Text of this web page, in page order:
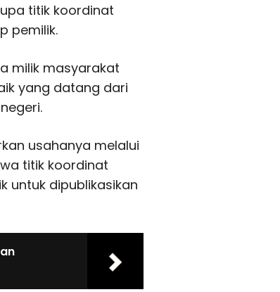
titik koordinat
pemilik.
milik masyarakat
yang datang dari
usahanya melalui
titik koordinat
untuk dipublikasikan